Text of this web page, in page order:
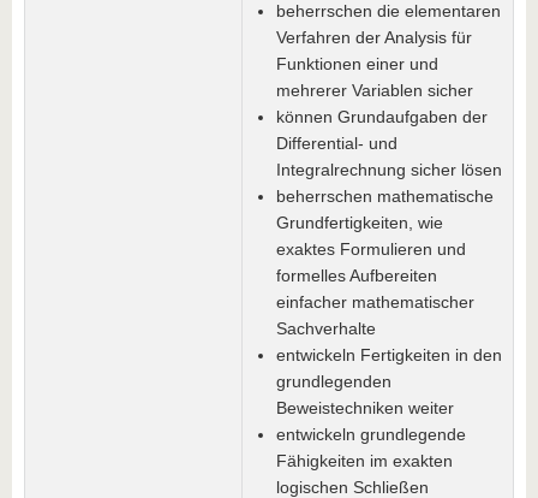
beherrschen die elementaren
Verfahren der Analysis für
Funktionen einer und
mehrerer Variablen sicher
können Grundaufgaben der
Differential- und
Integralrechnung sicher lösen
beherrschen mathematische
Grundfertigkeiten, wie
exaktes Formulieren und
formelles Aufbereiten
einfacher mathematischer
Sachverhalte
entwickeln Fertigkeiten in den
grundlegenden
Beweistechniken weiter
entwickeln grundlegende
Fähigkeiten im exakten
logischen Schließen